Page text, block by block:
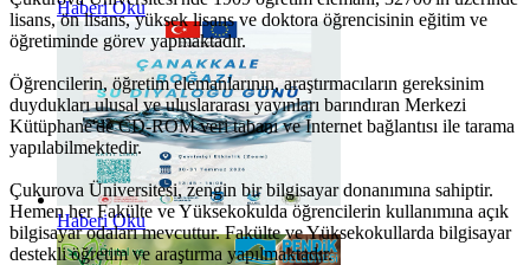
Haberi Oku
Haberi Oku
lisans, ön lisans, yüksek lisans ve doktora öğrencisinin eğitim ve
öğretiminde görev yapmaktadır.
Öğrencilerin, öğretim elemanlarının, araştırmacıların gereksinim
duydukları ulusal ve uluslararası yayınları barındıran Merkezi
Kütüphane'de CD-ROM veri tabanı ve Internet bağlantısı ile tarama
yapılabilmektedir.
Çukurova Üniversitesi, zengin bir bilgisayar donanımına sahiptir.
Hemen her Fakülte ve Yüksekokulda öğrencilerin kullanımına açık
bilgisayar odaları mevcuttur. Fakülte ve Yüksekokullarda bilgisayar
destekli öğretim ve araştırma yapılmaktadır.